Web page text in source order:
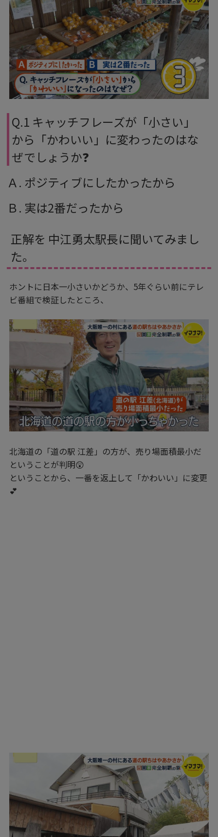
Q.1 キャッチフレーズが「小さい」
から「かわいい」に変わったのはな
ぜでしょうか❓
Ａ. ポジティブにしたかったから
Ｂ. 実は2番だったから
正解を 中江勇太駅長に聞いてみまし
た。
ホントに日本一小さいかどうか、5年ぐらい前にテレ
ビ番組で検証したところ、
北海道の「道の駅 江差」の方が、売り場面積最小だ
ということが判明😲
ということから、一番を返上して「かわいい」に変更
💕